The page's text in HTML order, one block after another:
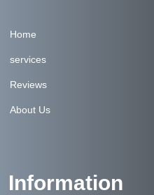
Home
services
Reviews
About Us
Information